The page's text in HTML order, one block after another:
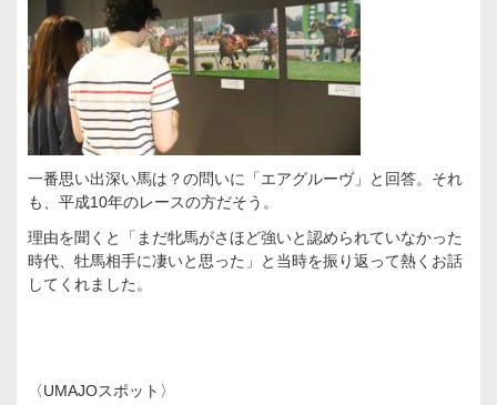
一番思い出深い馬は？の問いに「エアグルーヴ」と回答。それ
も、平成10年のレースの方だそう。
理由を聞くと「まだ牝馬がさほど強いと認められていなかった
時代、牡馬相手に凄いと思った」と当時を振り返って熱くお話
してくれました。
〈UMAJOスポット〉